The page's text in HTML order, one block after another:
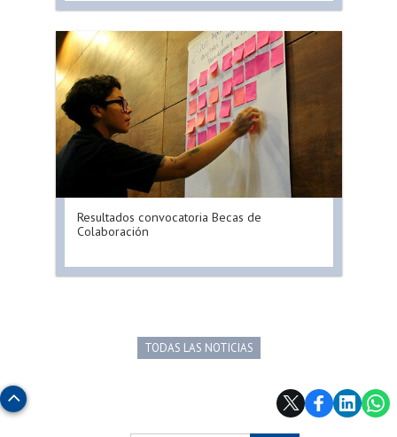
Resultados convocatoria Becas de
Colaboración
TODAS LAS NOTICIAS
Subir